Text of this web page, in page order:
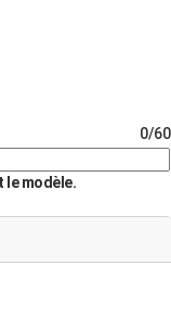
0/60
le modèle.